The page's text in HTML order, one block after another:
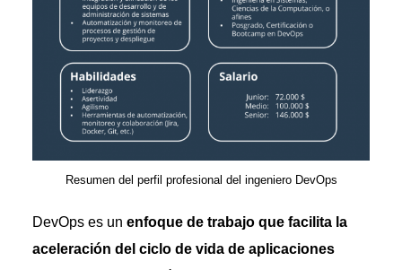
Resumen del perfil profesional del ingeniero DevOps
DevOps es un enfoque de trabajo que facilita la
aceleración del ciclo de vida de aplicaciones